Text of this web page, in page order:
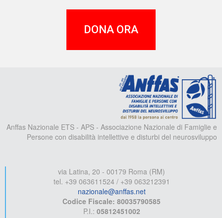
DONA ORA
Anffas Nazionale ETS - APS - Associazione Nazionale di Famiglie e
Persone con disabilità intellettive e disturbi del neurosviluppo
via Latina, 20 - 00179 Roma (RM)
tel. +39 063611524 / +39 063212391
nazionale@anffas.net
Codice Fiscale: 80035790585
P.I.: 05812451002